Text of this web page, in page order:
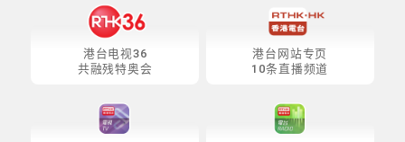
港台电视36
共融残特奥会
港台网站专页
10条直播频道